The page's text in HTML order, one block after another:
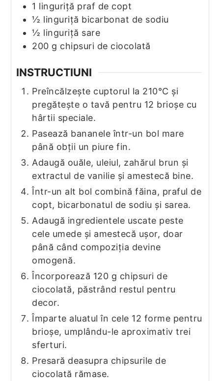
1 linguriță praf de copt
½ linguriță bicarbonat de sodiu
½ linguriță sare
200 g chipsuri de ciocolată
INSTRUCTIUNI
Preîncălzește cuptorul la 210°C și
pregătește o tavă pentru 12 brioșe cu
hârtii speciale.
Pasează bananele într-un bol mare
până obții un piure fin.
Adaugă ouăle, uleiul, zahărul brun și
extractul de vanilie și amestecă bine.
Într-un alt bol combină făina, praful de
copt, bicarbonatul de sodiu și sarea.
Adaugă ingredientele uscate peste
cele umede și amestecă ușor, doar
până când compoziția devine
omogenă.
Încorporează 120 g chipsuri de
ciocolată, păstrând restul pentru
decor.
Împarte aluatul în cele 12 forme pentru
brioșe, umplându-le aproximativ trei
sferturi.
Presară deasupra chipsurile de
ciocolată rămase.